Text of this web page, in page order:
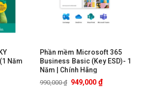
Năm
Phần mềm Microsoft 365
Business Basic (Key ESD)- 1
Năm | Chính Hãng
990,000₫ 949,000 ₫